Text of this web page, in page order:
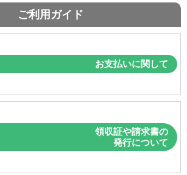
ご利用ガイド
お支払いに関して
領収証や請求書の
発行について